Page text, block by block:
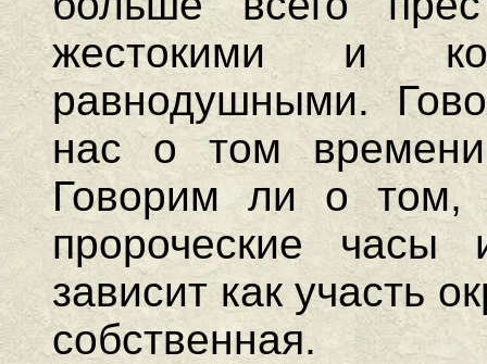
жестокими и
равнодушными.
нас о том
Говорим ли о том,
пророческие часы
зависит как участь
собственная.